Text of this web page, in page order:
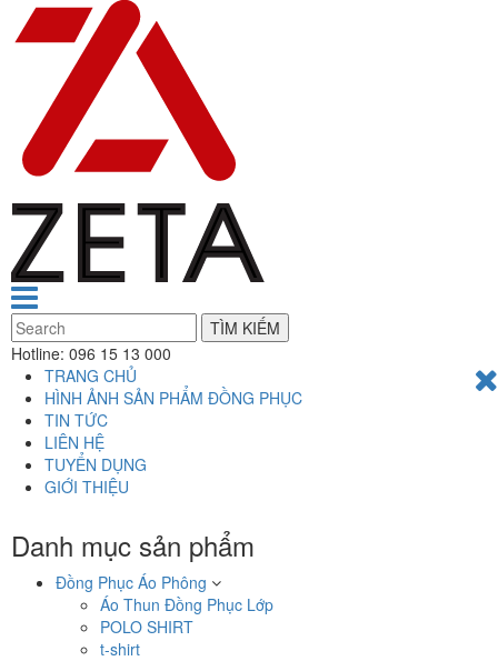
TÌM KIẾM
Hotline: 096 15 13 000
TRANG CHỦ
HÌNH ẢNH SẢN PHẨM ĐỒNG PHỤC
TIN TỨC
LIÊN HỆ
TUYỂN DỤNG
GIỚI THIỆU
Danh mục sản phẩm
Đồng Phục Áo Phông
Áo Thun Đồng Phục Lớp
POLO SHIRT
t-shirt